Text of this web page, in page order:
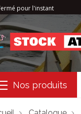
pour l'instant
Nos produits